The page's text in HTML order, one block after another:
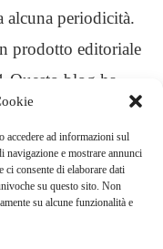
accedere ad informazioni sul
e mostrare annunci
ci consente di elaborare dati
su questo sito. Non
su alcune funzionalità e
alcuna periodicità.
prodotto editoriale
Questo blog ha
infrangere